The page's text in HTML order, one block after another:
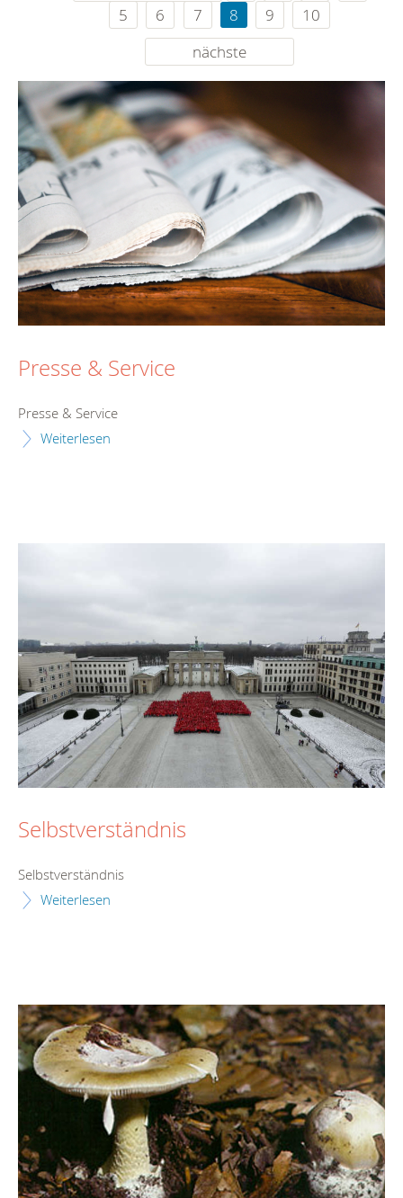
5
6 7 8 9
10
nächste
Presse & Service
Presse & Service
Weiterlesen
Selbstverständnis
Selbstverständnis
Weiterlesen